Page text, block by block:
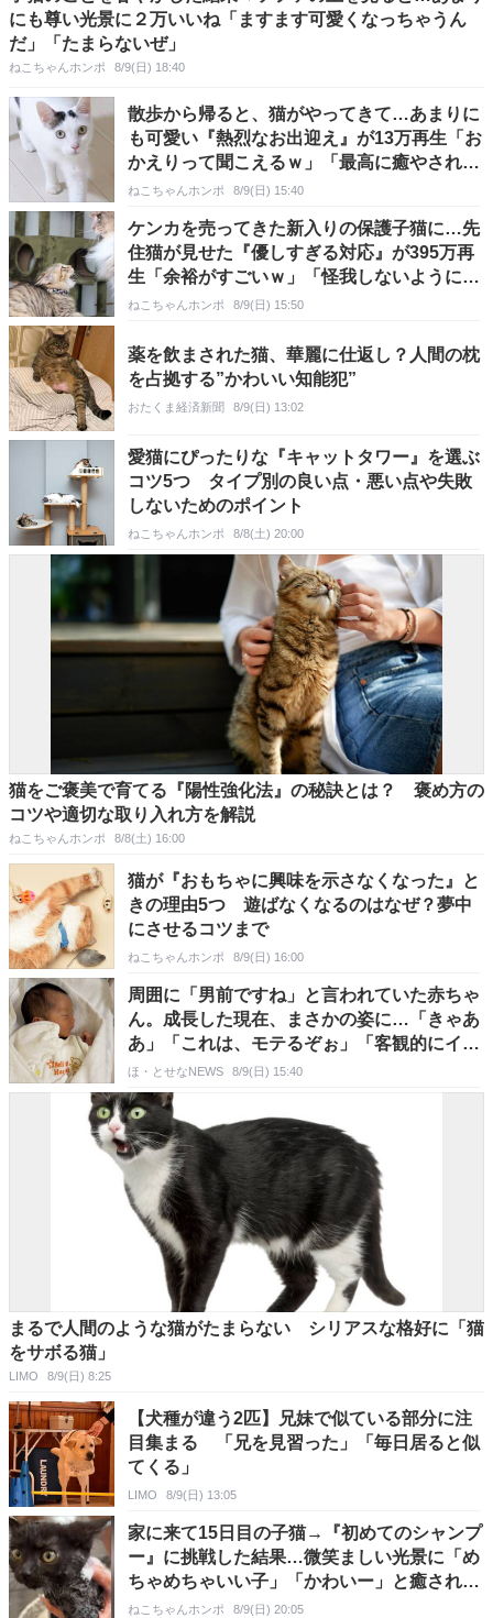
にも尊い光景に２万いいね「ますます可愛くなっちゃうん
だ」「たまらないぜ」
ねこちゃんホンポ 8/9(日) 18:40
散歩から帰ると、猫がやってきて…あまりに
も可愛い『熱烈なお出迎え』が13万再生「お
かえりって聞こえるｗ」「最高に癒やされ
た」
ねこちゃんホンポ 8/9(日) 15:40
ケンカを売ってきた新入りの保護子猫に…先
住猫が見せた『優しすぎる対応』が395万再
生「余裕がすごいｗ」「怪我しないようにし
ていて偉い」
ねこちゃんホンポ 8/9(日) 15:50
薬を飲まされた猫、華麗に仕返し？人間の枕
を占拠する”かわいい知能犯”
おたくま経済新聞 8/9(日) 13:02
愛猫にぴったりな『キャットタワー』を選ぶ
コツ5つ タイプ別の良い点・悪い点や失敗
しないためのポイント
ねこちゃんホンポ 8/8(土) 20:00
猫をご褒美で育てる『陽性強化法』の秘訣とは？ 褒め方の
コツや適切な取り入れ方を解説
ねこちゃんホンポ 8/8(土) 16:00
猫が『おもちゃに興味を示さなくなった』と
きの理由5つ 遊ばなくなるのはなぜ？夢中
にさせるコツまで
ねこちゃんホンポ 8/9(日) 16:00
周囲に「男前ですね」と言われていた赤ちゃ
ん。成長した現在、まさかの姿に…「きゃあ
あ」「これは、モテるぞぉ」「客観的にイケ
メン」
ほ・とせなNEWS 8/9(日) 15:40
まるで人間のような猫がたまらない シリアスな格好に「猫
をサボる猫」
LIMO 8/9(日) 8:25
【犬種が違う2匹】兄妹で似ている部分に注
目集まる 「兄を見習った」「毎日居ると似
てくる」
LIMO 8/9(日) 13:05
家に来て15日目の子猫→『初めてのシャンプ
ー』に挑戦した結果…微笑ましい光景に「め
ちゃめちゃいい子」「かわいー」と癒される
人が続出
ねこちゃんホンポ 8/9(日) 20:05